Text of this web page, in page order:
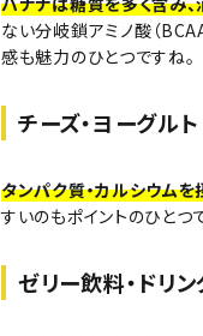
ない分岐鎖アミノ酸（
感も魅力のひとつですね。
チーズ・ヨーグルト
タンパク質・カルシウムを
すいのもポイントのひとつ
ゼリー飲料・ドリ